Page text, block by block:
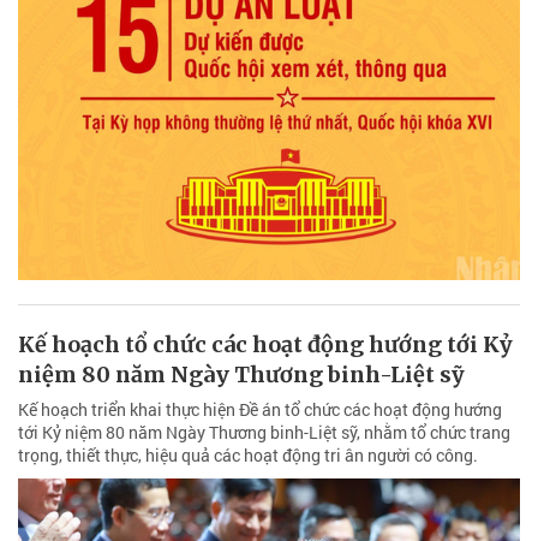
Kế hoạch tổ chức các hoạt động hướng tới Kỷ
niệm 80 năm Ngày Thương binh-Liệt sỹ
Kế hoạch triển khai thực hiện Đề án tổ chức các hoạt động hướng
tới Kỷ niệm 80 năm Ngày Thương binh-Liệt sỹ, nhằm tổ chức trang
trọng, thiết thực, hiệu quả các hoạt động tri ân người có công.